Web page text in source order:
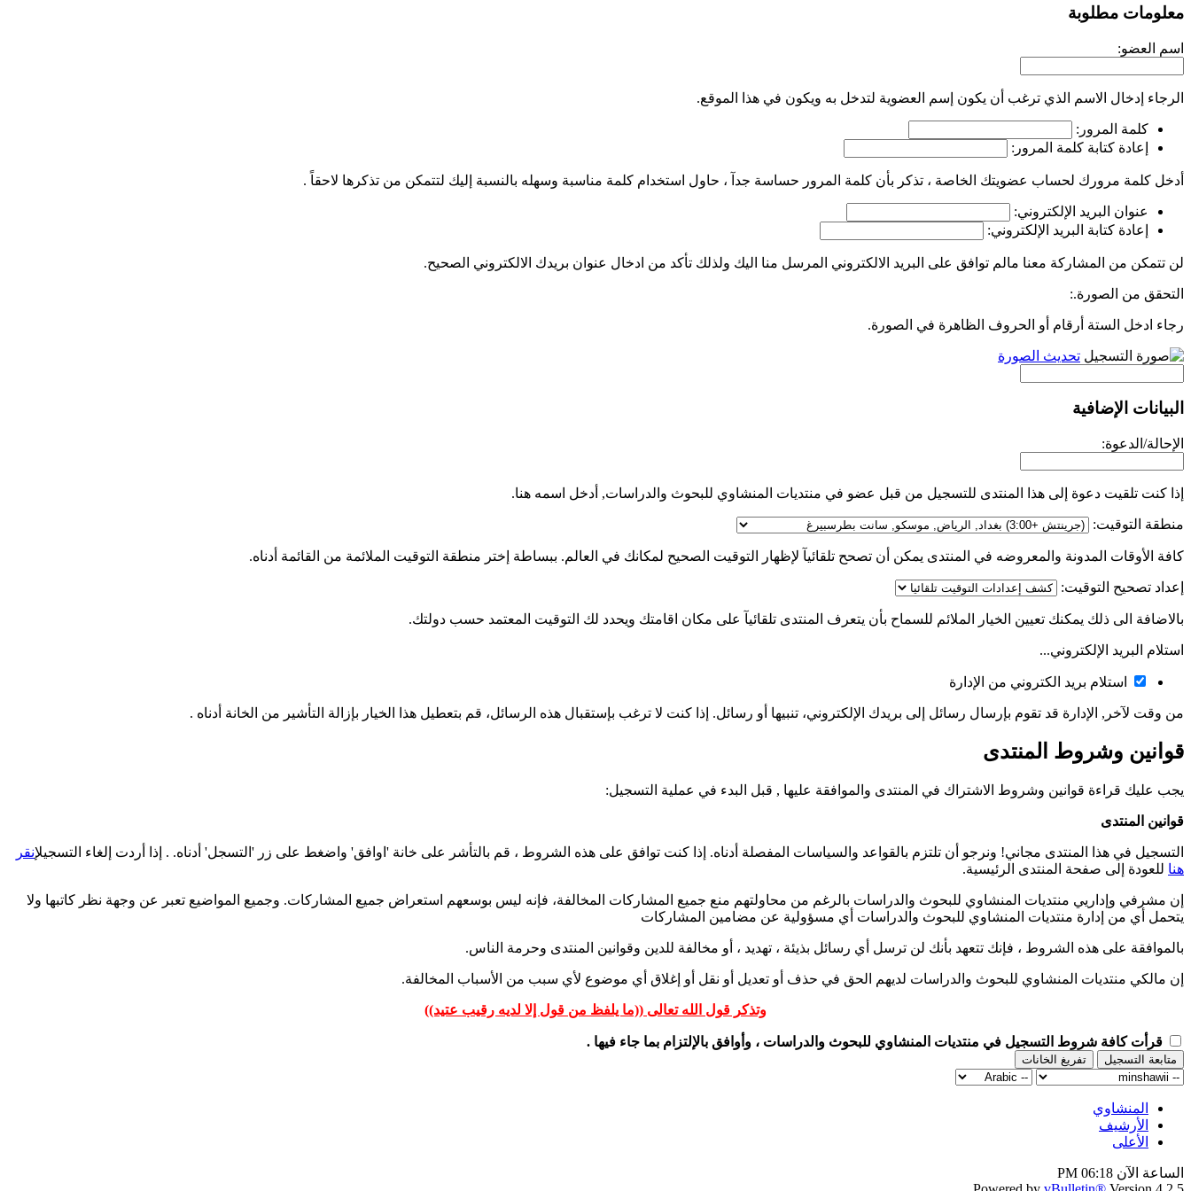
معلومات مطلوبة
اسم العضو:
الرجاء إدخال الاسم الذي ترغب أن يكون إسم العضوية لتدخل به ويكون في هذا الموقع.
كلمة المرور:
إعادة كتابة كلمة المرور:
أدخل كلمة مرورك لحساب عضويتك الخاصة ، تذكر بأن كلمة المرور حساسة جدآ ، حاول استخدام كلمة مناسبة وسهله بالنسبة إليك لتتمكن من تذكرها لاحقاً .
عنوان البريد الإلكتروني:
إعادة كتابة البريد الإلكتروني:
لن تتمكن من المشاركة معنا مالم توافق على البريد الالكتروني المرسل منا اليك ولذلك تأكد من ادخال عنوان بريدك الالكتروني الصحيح.
التحقق من الصورة.:
رجاء ادخل الستة أرقام أو الحروف الظاهرة في الصورة.
تحديث الصورة
البيانات الإضافية
الإحالة/الدعوة:
إذا كنت تلقيت دعوة إلى هذا المنتدى للتسجيل من قبل عضو في منتديات المنشاوي للبحوث والدراسات, أدخل اسمه هنا.
منطقة التوقيت:
كافة الأوقات المدونة والمعروضه في المنتدى يمكن أن تصحح تلقائيآ لإظهار التوقيت الصحيح لمكانك في العالم. ببساطة إختر منطقة التوقيت الملائمة من القائمة أدناه.
إعداد تصحيح التوقيت:
بالاضافة الى ذلك يمكنك تعيين الخيار الملائم للسماح بأن يتعرف المنتدى تلقائيآ على مكان اقامتك ويحدد لك التوقيت المعتمد حسب دولتك.
استلام البريد الإلكتروني...
استلام بريد الكتروني من الإدارة
من وقت لآخر, الإدارة قد تقوم بإرسال رسائل إلى بريدك الإلكتروني، تنبيها أو رسائل. إذا كنت لا ترغب بإستقبال هذه الرسائل، قم بتعطيل هذا الخيار بإزالة التأشير من الخانة أدناه .
قوانين وشروط المنتدى
يجب عليك قراءة قوانين وشروط الاشتراك في المنتدى والموافقة عليها , قبل البدء في عملية التسجيل:
قوانين المنتدى
التسجيل في هذا المنتدى مجاني! ونرجو أن تلتزم بالقواعد والسياسات المفصلة أدناه. إذا كنت توافق على هذه الشروط ، قم بالتأشر على خانة 'اوافق' واضغط على زر 'التسجل' أدناه. . إذا أردت إلغاء التسجيلإنقر
هنا للعودة إلى صفحة المنتدى الرئيسية.
إن مشرفي وإداريي منتديات المنشاوي للبحوث والدراسات بالرغم من محاولتهم منع جميع المشاركات المخالفة، فإنه ليس بوسعهم استعراض جميع المشاركات. وجميع المواضيع تعبر عن وجهة نظر كاتبها ولا
يتحمل أي من إدارة منتديات المنشاوي للبحوث والدراسات أي مسؤولية عن مضامين المشاركات
بالموافقة على هذه الشروط ، فإنك تتعهد بأنك لن ترسل أي رسائل بذيئة ، تهديد ، أو مخالفة للدين وقوانين المنتدى وحرمة الناس.
إن مالكي منتديات المنشاوي للبحوث والدراسات لديهم الحق في حذف أو تعديل أو نقل أو إغلاق أي موضوع لأي سبب من الأسباب المخالفة.
وتذكر قول الله تعالى ((ما يلفظ من قول إلا لديه رقيب عتيد))
قرأت كافة شروط التسجيل في منتديات المنشاوي للبحوث والدراسات ، وأوافق بالإلتزام بما جاء فيها .
المنشاوي
الأرشيف
الأعلى
الساعة الآن 06:18 PM